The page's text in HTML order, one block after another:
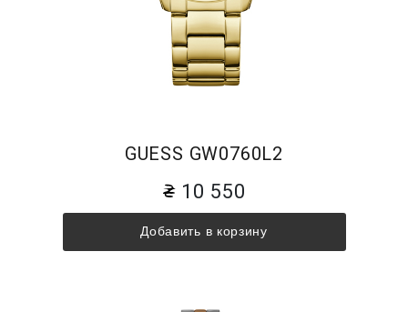
GUESS GW0760L2
10 550
Добавить в корзину